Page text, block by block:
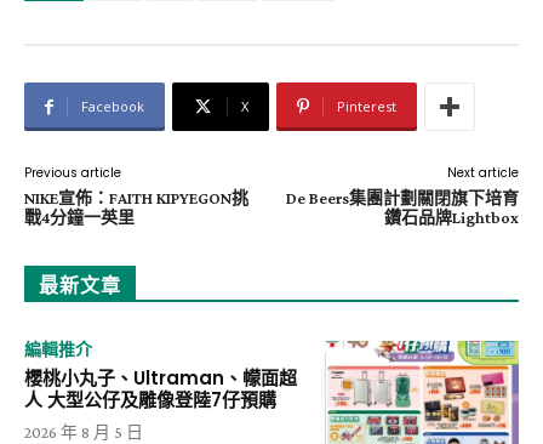
Facebook X Pinterest
Previous article
NIKE宣佈：FAITH KIPYEGON挑
戰4分鐘一英里
Next article
De Beers集團計劃關閉旗下培育
鑽石品牌Lightbox
最新文章
編輯推介
櫻桃小丸子、Ultraman、幪面超
人 大型公仔及雕像登陸7仔預購
2026 年 8 月 5 日